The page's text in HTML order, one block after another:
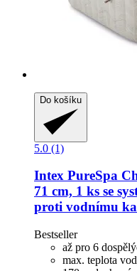
Do košíku
5.0 (1)
Intex PureSpa
71 cm, 1 ks se
proti vodnímu
Bestseller
až pro 6
max. teplota